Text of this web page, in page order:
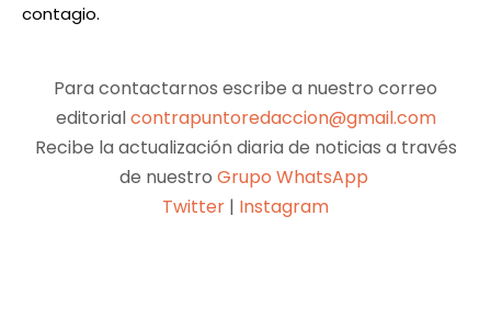
contagio.
Para contactarnos escribe a nuestro correo
editorialcontrapuntoredaccion@gmail.com
Recibe la actualización diaria de noticias a través
de nuestro Grupo WhatsApp
Twitter | Instagram